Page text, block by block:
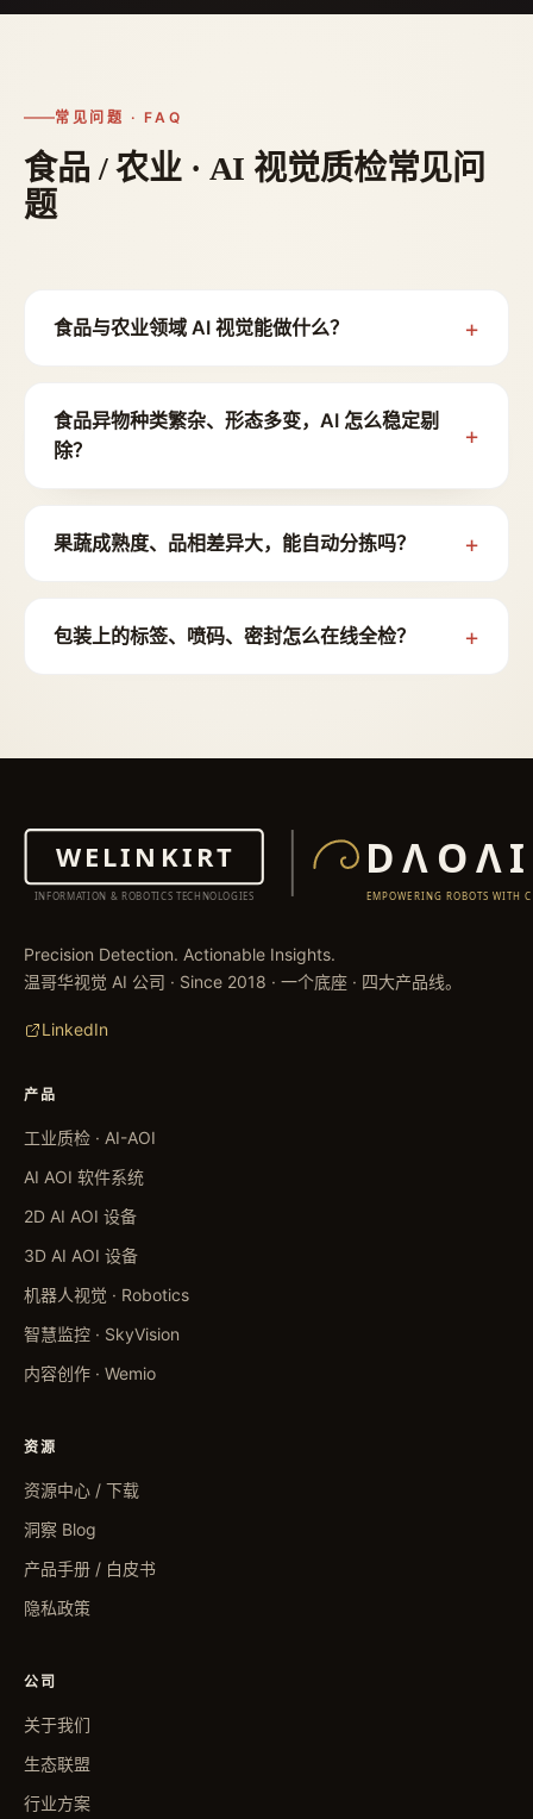
常见问题 · FAQ
食品 / 农业 · AI 视觉质检常见问
题
食品与农业领域 AI 视觉能做什么？
食品异物种类繁杂、形态多变，AI 怎么稳定剔
除？
果蔬成熟度、品相差异大，能自动分拣吗？
包装上的标签、喷码、密封怎么在线全检？
Precision Detection. Actionable Insights.
温哥华视觉 AI 公司 · Since 2018 · 一个底座 · 四大产品线。
LinkedIn
产品
工业质检 · AI-AOI
AI AOI 软件系统
2D AI AOI 设备
3D AI AOI 设备
机器人视觉 · Robotics
智慧监控 · SkyVision
内容创作 · Wemio
资源
资源中心 / 下载
洞察 Blog
产品手册 / 白皮书
隐私政策
公司
关于我们
生态联盟
行业方案